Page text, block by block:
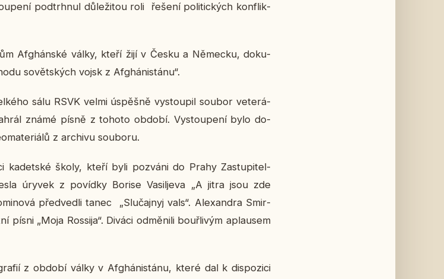
pod­trh­nul dů­le­ži­tou roli řešení po­li­tic­kých kon­flik­
Af­ghán­ské války, kteří žijí v Česku a Ně­mec­ku, do­ku­
so­vět­ských vojsk z Af­ghá­nistá­nu“.
sálu RSVK velmi úspěš­ně vy­stou­pil soubor ve­te­rá­
známé písně z tohoto období. Vy­stou­pe­ní bylo do­
z ar­chi­vu sou­bo­ru.
ka­det­ské školy, kteří byli po­zvá­ni do Prahy Za­stu­pi­tel­
úryvek z po­víd­ky Borise Vasilje­va „A jitra jsou zde
před­ved­li tanec „Slu­čaj­nyj vals“. Ale­xan­dra Smir­
písni „Moja Ros­si­ja“. Diváci od­mě­ni­li bouř­li­vým aplau­sem
z období války v Af­ghá­nistá­nu, které dal k dis­po­zi­ci